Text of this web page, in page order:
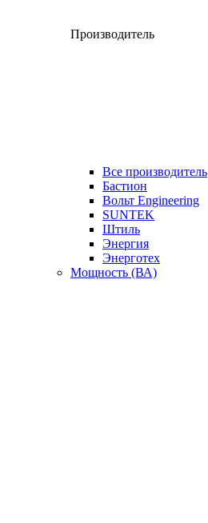
Производитель
Все производитель
Бастион
Вольт Engineering
SUNTEK
Штиль
Энергия
Энерготех
Мощность (ВА)